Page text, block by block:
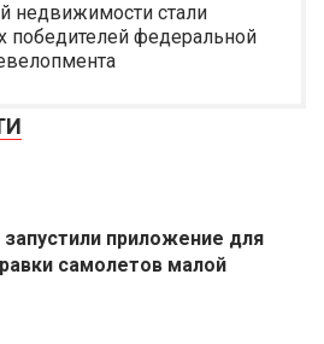
недвижимости стали
победителей федеральной
приложение для
самолетов малой